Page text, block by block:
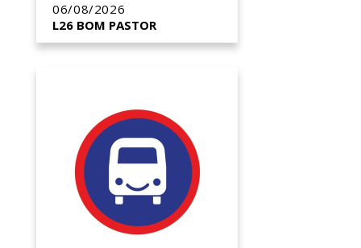
06/08/2026
L26 BOM PASTOR